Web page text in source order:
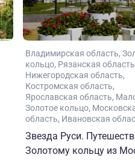
Владимирская область
кольцо Рязанская область
Нижегородская область
Костромская область
Ярославская область
Золотое кольцо
область Ивановская
Звезда Руси.
Золотому кольцу из